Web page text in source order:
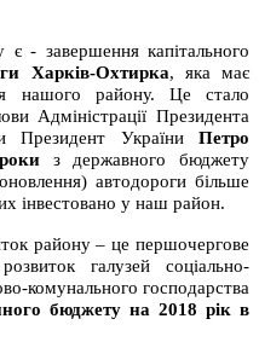
- завершення капітального
Харків-Охтирка, яка має
нашого району. Це стало
Адміністрації Президента
Президент УкраїниПетро
з державного бюджету
автодороги більше
інвестовано у наш район.
району – це першочергове
галузей соціально-
комунального господарства
бюджету на 2018 рік в